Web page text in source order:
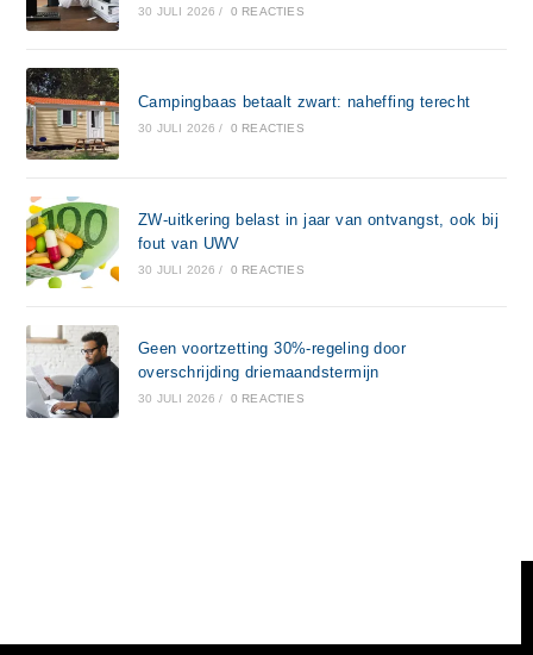
30 JULI 2026 / 0 REACTIES
Campingbaas betaalt zwart: naheffing terecht
30 JULI 2026 / 0 REACTIES
ZW-uitkering belast in jaar van ontvangst, ook bij
fout van UWV
30 JULI 2026 / 0 REACTIES
Geen voortzetting 30%-regeling door
overschrijding driemaandstermijn
30 JULI 2026 / 0 REACTIES